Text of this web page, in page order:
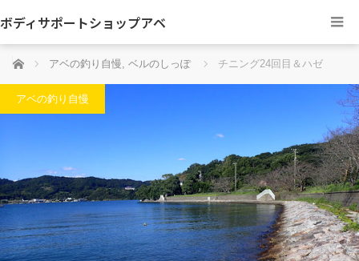
ボディサポートショップアベ
ホーム アベの釣り自慢, ベルのしっぽ チニング24回目＆ハゼ
アベの釣り自慢